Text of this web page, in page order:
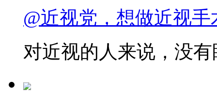
@近视党，想做近视
对近视的人来说，没